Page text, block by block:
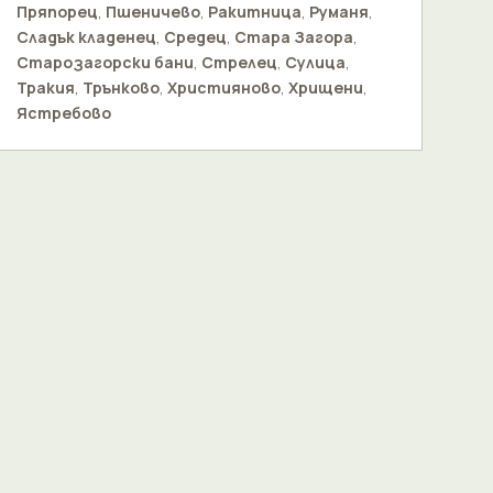
Пряпорец, Пшеничево, Ракитница, Руманя,
Сладък кладенец, Средец, Стара Загора,
Старозагорски бани, Стрелец, Сулица,
Тракия, Трънково, Християново, Хрищени,
Ястребово